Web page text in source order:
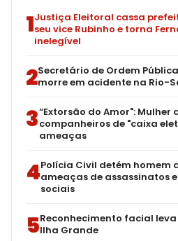
1Justiça Eleitoral cassa
seu vice Rubinho e torna
inelegível
2Secretário de Ordem
morre em acidente na Rio-
3“Extorsão do Amor": Mulher
companheiros de "caixa
ameaças
4Polícia Civil detém homem
ameaças de assassinatos
sociais
5Reconhecimento facial
Ilha Grande